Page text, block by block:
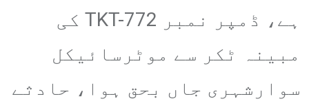
ہے، ڈمپر نمبر TKT-772 کی
مبینہ ٹکر سے موٹرسائیکل
سوارشہری جاں بحق ہوا، حادثے